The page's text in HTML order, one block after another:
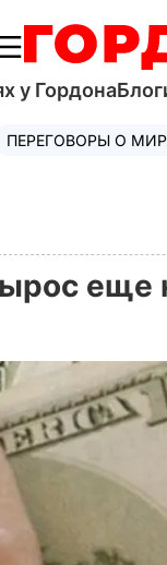
у Гордона
ПЕРЕГОВОРЫ О
еще